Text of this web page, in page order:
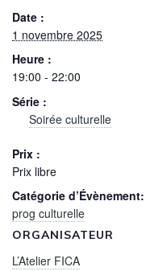
Date :
1 novembre 2025
Heure :
19:00 - 22:00
Série :
Soirée culturelle
Prix :
Prix libre
Catégorie d’Évènement:
prog culturelle
ORGANISATEUR
L’Atelier FICA